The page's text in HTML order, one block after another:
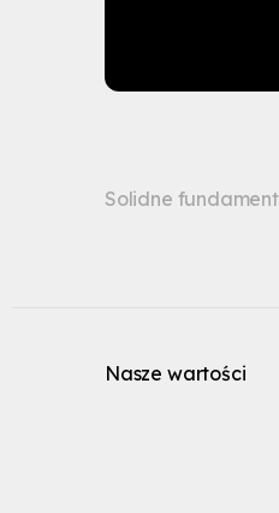
Solidne
Nasze wartości